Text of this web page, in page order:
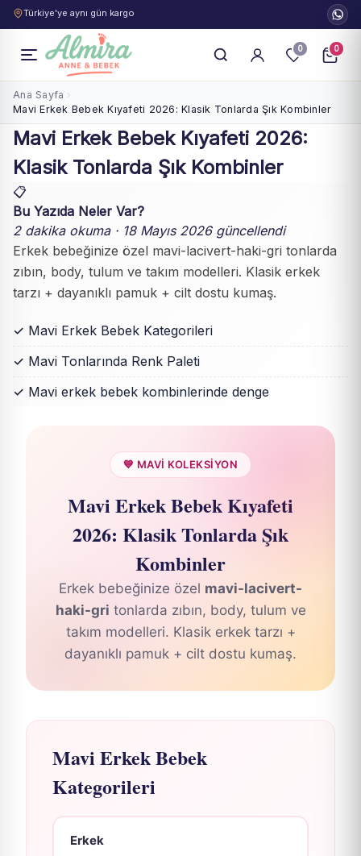
Türkiye'ye aynı gün kargo
0 0
Ana Sayfa
Mavi Erkek Bebek Kıyafeti 2026: Klasik Tonlarda Şık Kombinler
Mavi Erkek Bebek Kıyafeti 2026:
Klasik Tonlarda Şık Kombinler
📋
Bu Yazıda Neler Var?
2 dakika okuma · 18 Mayıs 2026 güncellendi
Erkek bebeğinize özel mavi-lacivert-haki-gri tonlarda
zıbın, body, tulum ve takım modelleri. Klasik erkek
tarzı + dayanıklı pamuk + cilt dostu kumaş.
✓ Mavi Erkek Bebek Kategorileri
✓ Mavi Tonlarında Renk Paleti
✓ Mavi erkek bebek kombinlerinde denge
💙 MAVİ KOLEKSİYON
Mavi Erkek Bebek Kıyafeti
2026: Klasik Tonlarda Şık
Kombinler
Erkek bebeğinize özel mavi-lacivert-
haki-gri tonlarda zıbın, body, tulum ve
takım modelleri. Klasik erkek tarzı +
dayanıklı pamuk + cilt dostu kumaş.
Mavi Erkek Bebek
Kategorileri
Erkek